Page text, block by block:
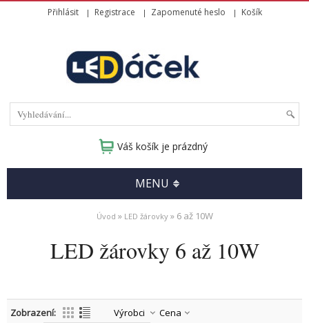
Přihlásit Registrace Zapomenuté heslo Košík
Váš košík je prázdný
MENU
Úvod » LED žárovky» 6 až 10W
LED žárovky 6 až 10W
Zobrazení: Výrobci
Cena